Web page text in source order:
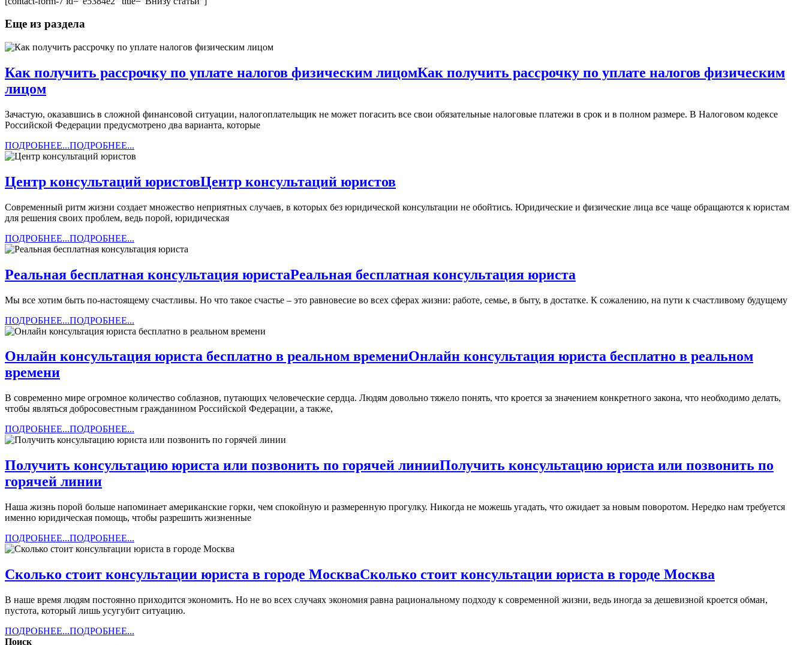
Еще из раздела
Как получить рассрочку по уплате налогов физическим лицомКак получить рассрочку по уплате налогов физическим
лицом
Зачастую, оказавшись в сложной финансовой ситуации, налогоплательщик не может погасить все свои обязательные налоговые платежи в срок и в полном размере. В Налоговом кодексе
Российской Федерации предусмотрено два варианта, которые
ПОДРОБНЕЕ...ПОДРОБНЕЕ...
Центр консультаций юристовЦентр консультаций юристов
Современный ритм жизни создает множество неприятных случаев, в которых без юридической консультации не обойтись. Юридические и физические лица все чаще обращаются к юристам
для решения своих проблем, ведь порой, юридическая
ПОДРОБНЕЕ...ПОДРОБНЕЕ...
Реальная бесплатная консультация юристаРеальная бесплатная консультация юриста
Мы все хотим быть по-настоящему счастливы. Но что такое счастье – это равновесие во всех сферах жизни: работе, семье, в быту, в достатке. К сожалению, на пути к счастливому будущему
ПОДРОБНЕЕ...ПОДРОБНЕЕ...
Онлайн консультация юриста бесплатно в реальном времениОнлайн консультация юриста бесплатно в реальном
времени
В современно мире огромное количество соблазнов, путающих человеческие сердца. Людям довольно тяжело понять, что кроется за значением конкретного закона, что необходимо делать,
чтобы являться добросовестным гражданином Российской Федерации, а также,
ПОДРОБНЕЕ...ПОДРОБНЕЕ...
Получить консультацию юриста или позвонить по горячей линииПолучить консультацию юриста или позвонить по
горячей линии
Наша жизнь порой больше напоминает американские горки, чем спокойную и размеренную прогулку. Никогда не можешь угадать, что ожидает за новым поворотом. Нередко нам требуется
именно юридическая помощь, чтобы разрешить жизненные
ПОДРОБНЕЕ...ПОДРОБНЕЕ...
Сколько стоит консультации юриста в городе МоскваСколько стоит консультации юриста в городе Москва
В наше время людям постоянно приходится экономить. Но не во всех случаях экономия равна рациональному подходу к современной жизни, ведь иногда за дешевизной кроется обман,
пустота, который лишь усугубит ситуацию.
ПОДРОБНЕЕ...ПОДРОБНЕЕ...
Поиск